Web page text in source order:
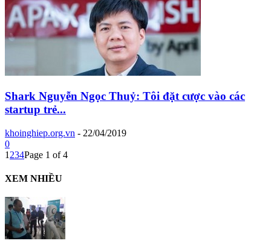
Shark Nguyễn Ngọc Thuỷ: Tôi đặt cược vào các
startup trẻ...
khoinghiep.org.vn - 22/04/2019
0
1 234Page 1 of 4
XEM NHIỀU